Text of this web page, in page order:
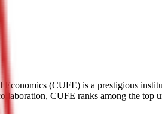
(CUFE) is a prestigious
CUFE ranks among the top